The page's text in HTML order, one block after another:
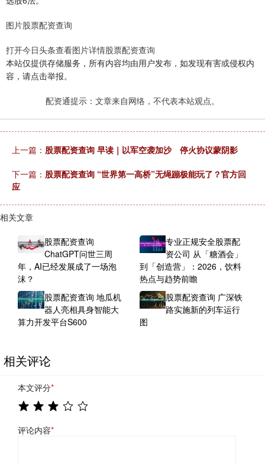
图片股票配资查询
打开今日头条查看图片详情股票配资查询
本站仅提供存储服务，所有内容均由用户发布，如发现有害或侵权内
容，请点击举报。
配资通提示：文章来自网络，不代表本站观点。
上一篇： 股票配资查询 早读｜以军空袭加沙 停火协议蒙阴影
下一篇： 股票配资查询 “世界第一高桥”无绳蹦极能玩了？官方回
应
相关文章
股票配资查询
ChatGPT问世三周
年，AI已经发展成了一场泡
沫？
专业正规安全股票配
资公司 从「糖酒会」
到「创造营」：2026，饮料
热点与趋势前瞻
股票配资查询 地瓜机
器人亮相具身智能大
算力开发平台S600
股票配资查询 广深铁
路实施新的列车运行
图
相关评论
本文评分*
评论内容*